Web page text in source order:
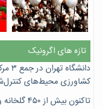
تازه های اگرونیک
کشاورزی محیط‌های
تاکنون بیش از ۴۵۰ گلخانه و باغ استان یزد شناسنامه‌دار شده‌اند